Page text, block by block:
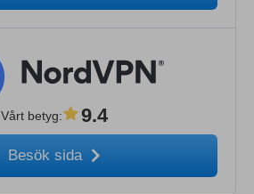
Vårt betyg: 9.4
Besök sida